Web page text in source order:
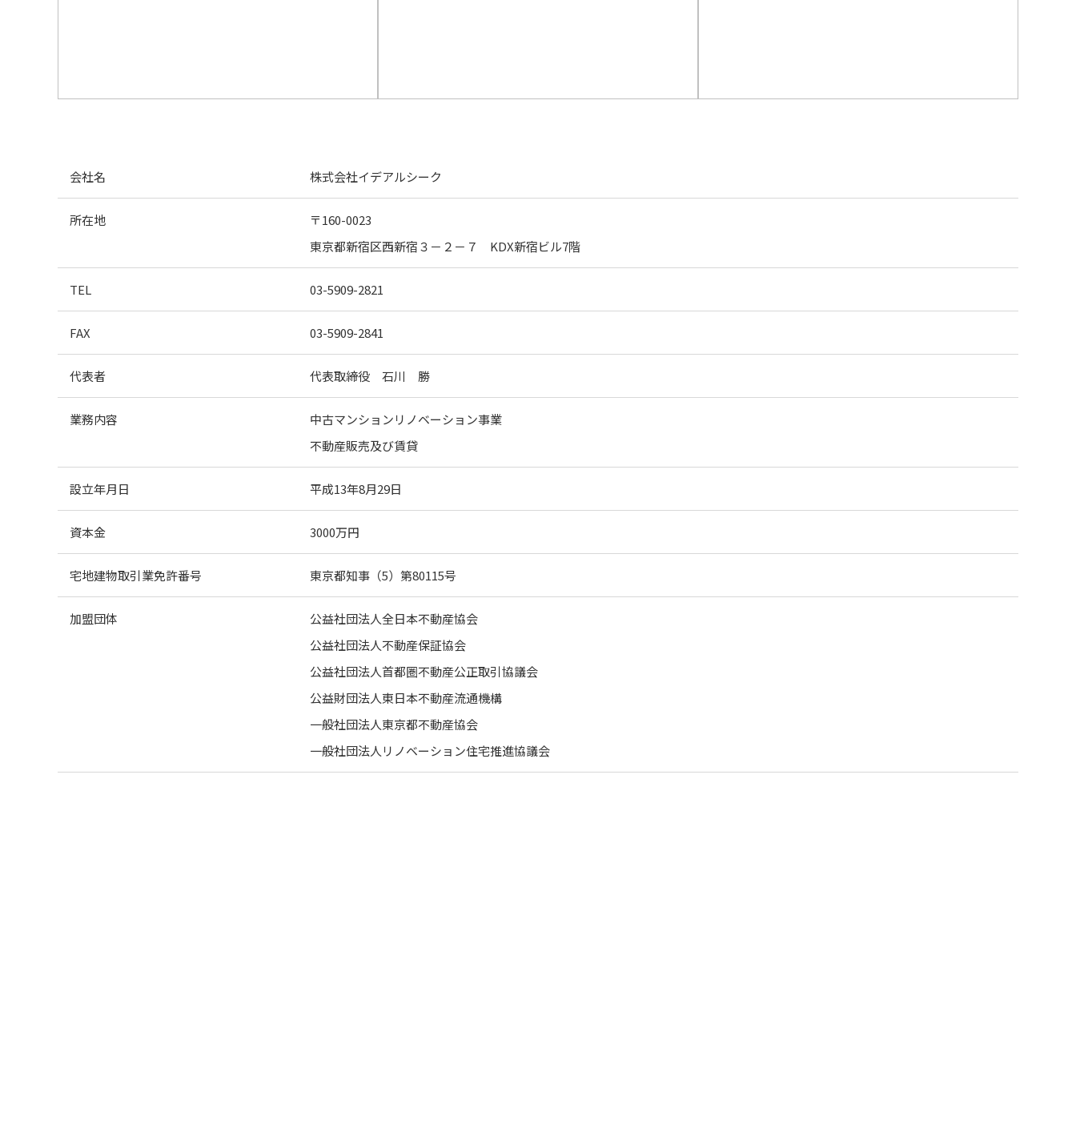
会社名 株式会社イデアルシーク
所在地
〒160-0023
東京都新宿区西新宿３－２－７ KDX新宿ビル7階
TEL 03-5909-2821
FAX 03-5909-2841
代表者 代表取締役 石川 勝
業務内容
中古マンションリノベーション事業
不動産販売及び賃貸
設立年月日 平成13年8月29日
資本金 3000万円
宅地建物取引業免許番号 東京都知事（5）第80115号
加盟団体
公益社団法人全日本不動産協会
公益社団法人不動産保証協会
公益社団法人首都圏不動産公正取引協議会
公益財団法人東日本不動産流通機構
一般社団法人東京都不動産協会
一般社団法人リノベーション住宅推進協議会